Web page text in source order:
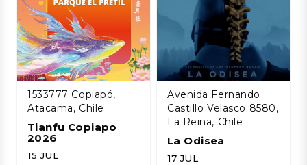
1533777 Copiapó,
Atacama, Chile
Tianfu Copiapo
2026
15 JUL
Avenida Fernando
Castillo Velasco 8580,
La Reina, Chile
La Odisea
17 JUL